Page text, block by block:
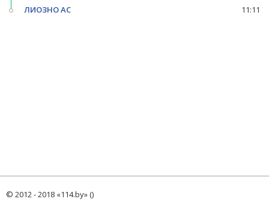
ЛИОЗНО АС 11:11
© 2012 - 2018 «114.by» ()